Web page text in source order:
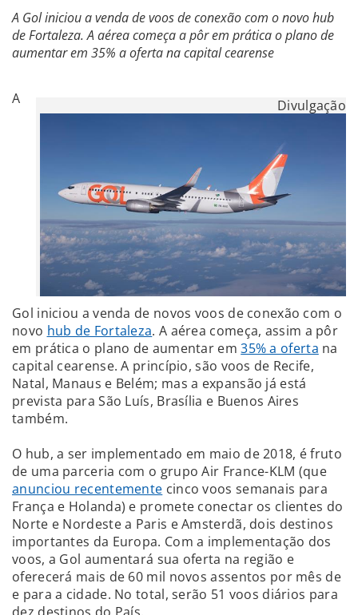
A Gol iniciou a venda de voos de conexão com o novo hub
de Fortaleza. A aérea começa a pôr em prática o plano de
aumentar em 35% a oferta na capital cearense
Divulgação
A
Gol iniciou a venda de novos voos de conexão com o
novo hub de Fortaleza. A aérea começa, assim a pôr
em prática o plano de aumentar em35% a oferta na
capital cearense. A princípio, são voos de Recife,
Natal, Manaus e Belém; mas a expansão já está
prevista para São Luís, Brasília e Buenos Aires
também.
O hub, a ser implementado em maio de 2018, é fruto
de uma parceria com o grupo Air France-KLM (que
anunciou recentemente cinco voos semanais para
França e Holanda) e promete conectar os clientes do
Norte e Nordeste a Paris e Amsterdã, dois destinos
importantes da Europa. Com a implementação dos
voos, a Gol aumentará sua oferta na região e
oferecerá mais de 60 mil novos assentos por mês de
e para a cidade. No total, serão 51 voos diários para